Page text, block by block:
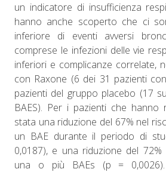
un indicatore di insufficienza
hanno anche scoperto che ci
inferiore di eventi avversi
comprese le infezioni delle vie
inferiori e complicanze correlate,
con Raxone (6 dei 31 pazienti
pazienti del gruppo placebo (17
BAES). Per i pazienti che hanno
stata una riduzione del 67% nel
un BAE durante il periodo di
0,0187), e una riduzione del
una o più BAEs (p =